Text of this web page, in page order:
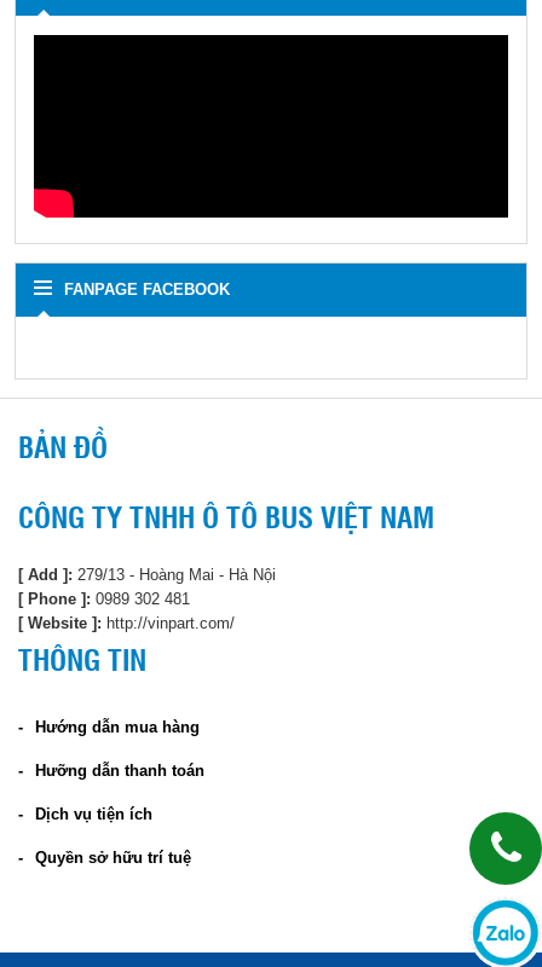
FANPAGE FACEBOOK
BẢN ĐỒ
CÔNG TY TNHH Ô TÔ BUS VIỆT NAM
[ Add ]: 279/13 - Hoàng Mai - Hà Nội
[ Phone ]: 0989 302 481
[ Website ]: http://vinpart.com/
THÔNG TIN
Hướng dẫn mua hàng
Hưỡng dẫn thanh toán
Dịch vụ tiện ích
Quyền sở hữu trí tuệ